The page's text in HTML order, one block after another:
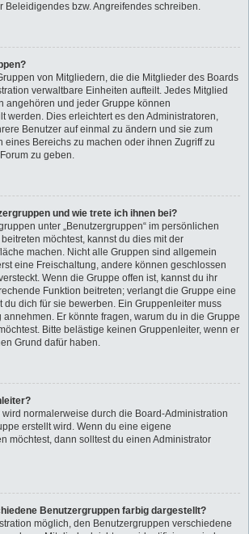
Beleidigendes bzw. Angreifendes schreiben.
von Mitgliedern, die die Mitglieder des Boards
verwaltbare Einheiten aufteilt. Jedes Mitglied
angehören und jeder Gruppe können
werden. Dies erleichtert es den Administratoren,
Benutzer auf einmal zu ändern und sie zum
eines Bereichs zu machen oder ihnen Zugriff zu
zu geben.
und wie trete ich ihnen bei?
unter „Benutzergruppen“ im persönlichen
möchtest, kannst du dies mit der
machen. Nicht alle Gruppen sind allgemein
eine Freischaltung, andere können geschlossen
Wenn die Gruppe offen ist, kannst du ihr
Funktion beitreten; verlangt die Gruppe eine
du dich für sie bewerben. Ein Gruppenleiter muss
Er könnte fragen, warum du in die Gruppe
Bitte belästige keinen Gruppenleiter, wenn er
Grund dafür haben.
normalerweise durch die Board-Administration
erstellt wird. Wenn du eine eigene
möchtest, dann solltest du einen Administrator
Benutzergruppen farbig dargestellt?
möglich, den Benutzergruppen verschiedene